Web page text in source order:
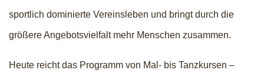
sportlich dominierte Vereinsleben und bringt durch die
größere Angebotsvielfalt mehr Menschen zusammen.
Heute reicht das Programm von Mal- bis Tanzkursen –